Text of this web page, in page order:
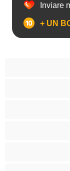
Inviare
+ UN